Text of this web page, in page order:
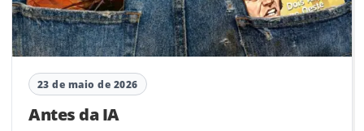
23 de maio de 2026
Antes da IA